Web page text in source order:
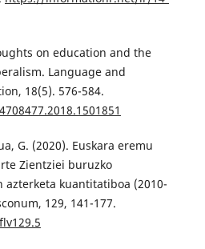
on education and the
Language and
18(5). 576-584.
G. (2020). Euskara eremu
Zientziei buruzko
kuantitatiboa (2010-
129, 141-177.